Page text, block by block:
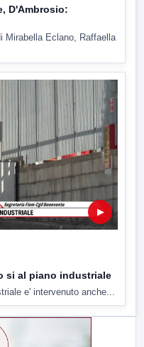
D'Ambrosio:
Mirabella Eclano, Raffaella
▶
si al piano industriale
e' intervenuto anche...